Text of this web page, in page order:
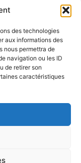
des technologies
aux informations des
nous permettra de
navigation ou les ID
de retirer son
caractéristiques